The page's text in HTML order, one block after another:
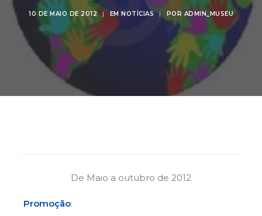
Gestão do Arquivo Fidene
Conecte
10 DE MAIO DE 2012 | EM NOTÍCIAS | POR ADMIN_MUSEU
De Maio a outubro de 2012
Promoção: